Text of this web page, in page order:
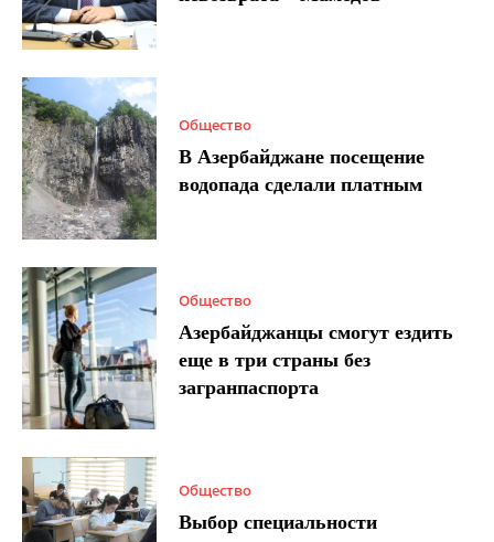
Общество
В Азербайджане посещение
водопада сделали платным
Общество
Азербайджанцы смогут ездить
еще в три страны без
загранпаспорта
Общество
Выбор специальности